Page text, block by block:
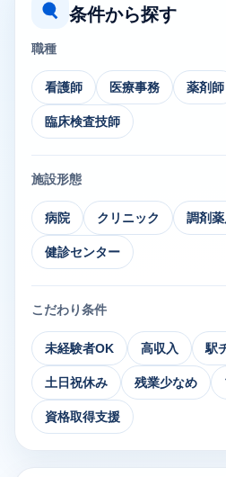
条件から探す
職種
看護師 医療事務 薬剤師
臨床検査技師
施設形態
病院 クリニック 調剤
健診センター
こだわり条件
未経験者OK 高収入 駅
土日祝休み 残業少なめ
資格取得支援